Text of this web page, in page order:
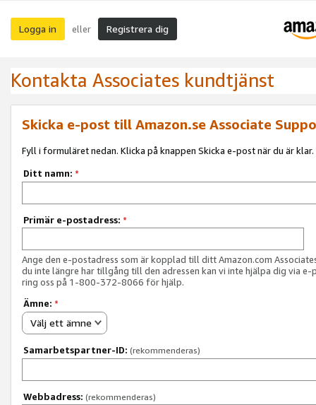
Logga in eller Registrera dig
Kontakta Associates kundtjänst
Skicka e-post till Amazon.se Associate
Fyll i formuläret nedan. Klicka på knappen Skicka e-post när du är klar.
Ditt namn: *
Primär e-postadress: *
Ange den e-postadress som är kopplad till ditt Amazon.com
du inte längre har tillgång till den adressen kan vi inte hjälpa dig via e-
ring oss på 1-800-372-8066 för hjälp.
Ämne: *
Välj ett ämne
Samarbetspartner-ID: (rekommenderas)
Webbadress: (rekommenderas)